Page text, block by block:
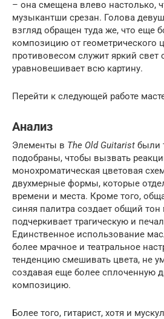
– она смещена влево настолько,
музыкантши срезан. Голова
взгляд обращен туда же, что еще
композицию от геометрического
противовесом служит яркий свет
уравновешивает всю картину.
Перейти к следующей работе
Анализ
Элементы в The Old Guitarist были
подобраны, чтобы вызвать
монохроматическая цветовая
двухмерные формы, которые
времени и места. Кроме того,
синяя палитра создает общий
подчеркивает трагическую и
Единственное использование
более мрачное и театральное
тенденцию смешивать цвета, не
создавая еще более сплоченную
композицию.
Более того, гитарист, хотя и